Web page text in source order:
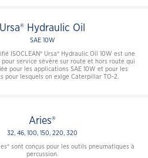
Ursa® Hydraulic Oil
SAE 10W
ISOCLEAN® Ursa® Hydraulic Oil 10W est une
service sévère sur route et hors route qui
pour les applications SAE 10W et pour les
pour lesquels on exige Caterpillar TO-2.
Aries®
32, 46, 100, 150, 220, 320
sont conçus pour les outils pneumatiques à
percussion.